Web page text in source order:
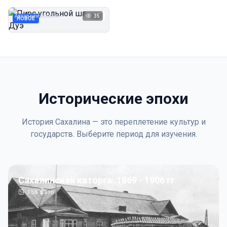
НОВОЕ 1923
Автор неизвестен 35
Исторические эпохи
История Сахалина — это переплетение культур и
государств. Выберите период для изучения.
Сахалинская каторга: 1869 - 1906 гг
156фото